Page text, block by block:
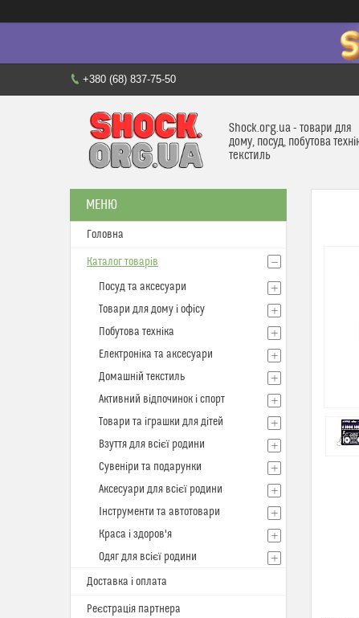
+380 (68) 837-75-50
Shock.org.ua - товари для
дому, посуд, побутова
текстиль
Головна
Каталог товарів
Посуд та аксесуари
Товари для дому і офісу
Побутова техніка
Електроніка та аксесуари
Домашній текстиль
Активний відпочинок і спорт
Товари та іграшки для дітей
Взуття для всієї родини
Сувеніри та подарунки
Аксесуари для всієї родини
Інструменти та автотовари
Краса і здоров'я
Одяг для всієї родини
Доставка і оплата
Реєстрація партнера